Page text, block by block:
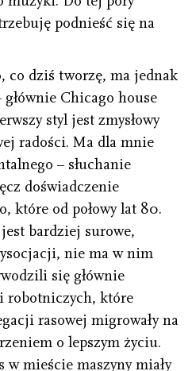
podnieść się na
co dziś tworzę, ma jednak
Chicago house
styl jest zmysłowy
radości. Ma dla mnie
– słuchanie
doświadczenie
które od połowy lat 80.
bardziej surowe,
nie ma w nim
się głównie
robotniczych, które
rasowej migrowały na
o lepszym życiu.
w mieście maszyny miały